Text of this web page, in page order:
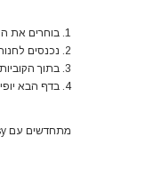
1. בוחרים את הצבע האהוב עליכם לפי "קוד המוצר"
2. נכנסים לחנות המוכר לפי הקישור המופיע מטה
3. בתוך הקוביות בוחרים סתם משהו בשביל להתקדם הלאה
4. בדף הבא יופיע באמצע מקום להשארת הודעה. יש ללחוץ על זה ולרשום את קוד המוצר והמידה למשל: HH-6/size 39
מתחדשים עם buyeasy